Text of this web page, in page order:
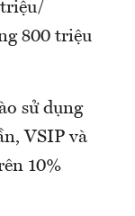
800 triệu
sử dụng
VSIP và
10%